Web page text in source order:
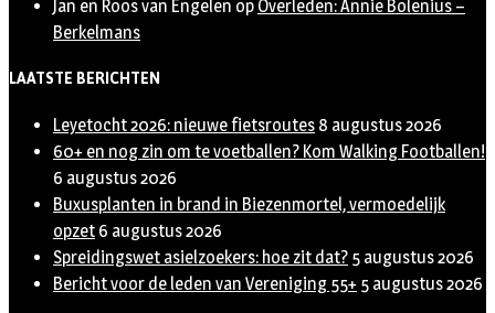
Jan en Roos van Engelen op Overleden: Annie Bolenius –
Berkelmans
LAATSTE BERICHTEN
Leyetocht 2026: nieuwe fietsroutes 8 augustus 2026
60+ en nog zin om te voetballen? Kom Walking Footballen!
6 augustus 2026
Buxusplanten in brand in Biezenmortel, vermoedelijk
opzet 6 augustus 2026
Spreidingswet asielzoekers: hoe zit dat? 5 augustus 2026
Bericht voor de leden van Vereniging 55+ 5 augustus 2026